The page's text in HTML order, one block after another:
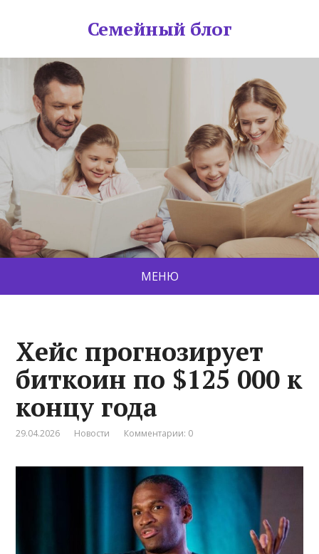
Семейный блог
МЕНЮ
Хейс прогнозирует
биткоин по $125 000 к
концу года
29.04.2026 Новости Комментарии: 0